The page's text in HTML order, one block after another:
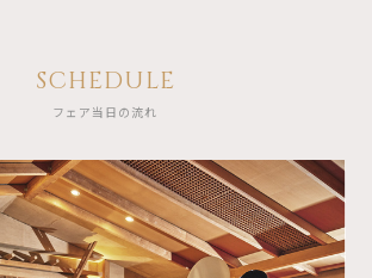
SCHEDULE
フェア当日の流れ